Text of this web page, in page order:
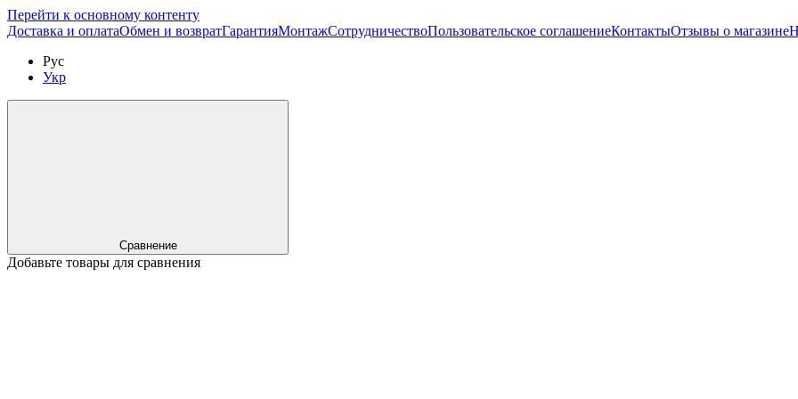
Перейти к основному контенту
Доставка и оплатаОбмен и возвратГарантияМонтажСотрудничествоПользовательское соглашениеКонтактыОтзывы о магазине
Рус
Укр
Сравнение
Добавьте товары для сравнения